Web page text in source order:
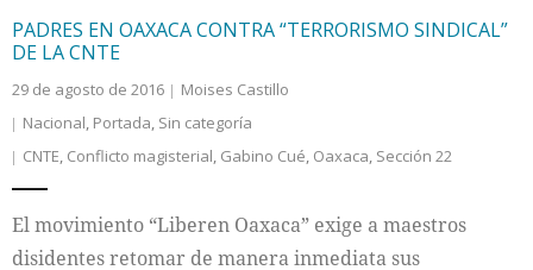
Colaboradores
Cultura
PADRES EN OAXACA CONTRA “TERRORISMO SINDICAL”
DE LA CNTE
29 de agosto de 2016
Moises Castillo
Nacional, Portada, Sin categoría
CNTE, Conflicto magisterial, Gabino Cué, Oaxaca, Sección 22
El movimiento “Liberen Oaxaca” exige a maestros
disidentes retomar de manera inmediata sus